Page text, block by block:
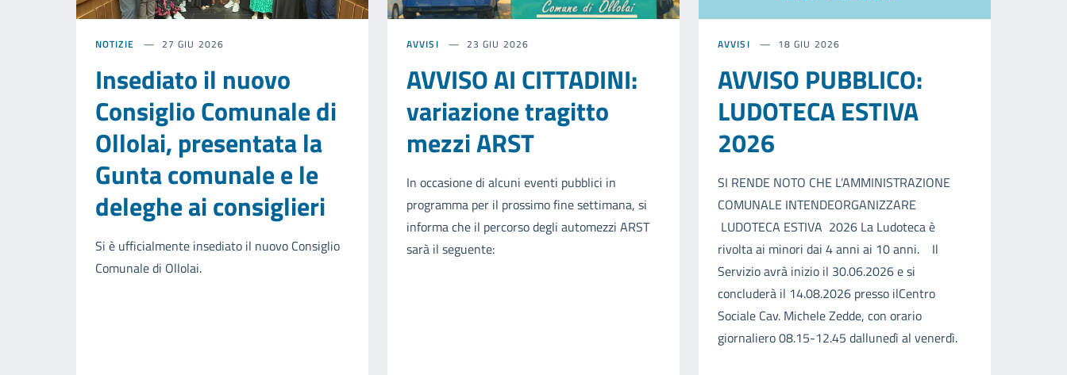
NOTIZIE 27 GIU 2026
Insediato il nuovo
Consiglio Comunale di
Ollolai, presentata la
Gunta comunale e le
deleghe ai consiglieri
Si è ufficialmente insediato il nuovo Consiglio
Comunale di Ollolai.
AVVISI 23 GIU 2026
AVVISO AI CITTADINI:
variazione tragitto
mezzi ARST
In occasione di alcuni eventi pubblici in
programma per il prossimo fine settimana, si
informa che il percorso degli automezzi ARST
sarà il seguente:
AVVISI 18 GIU 2026
AVVISO PUBBLICO:
LUDOTECA ESTIVA
2026
SI RENDE NOTO CHE L’AMMINISTRAZIONE
COMUNALE INTENDEORGANIZZARE
LUDOTECA ESTIVA 2026 La Ludoteca è
rivolta ai minori dai 4 anni ai 10 anni. Il
Servizio avrà inizio il 30.06.2026 e si
concluderà il 14.08.2026 presso ilCentro
Sociale Cav. Michele Zedde, con orario
giornaliero 08.15-12.45 dallunedì al venerdì.